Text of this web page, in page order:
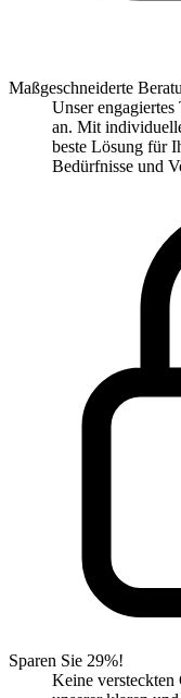
Maßgeschneiderte
Unser
an. Mit
beste Lösung für
Bedürfnisse und
Sparen Sie 29%!
Keine versteckten